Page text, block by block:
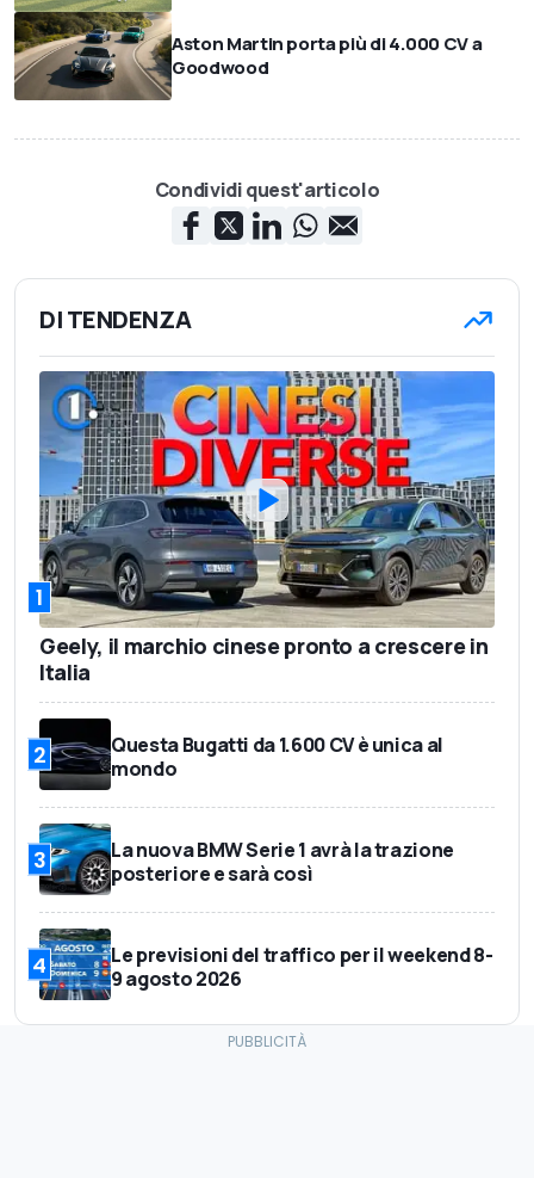
Aston Martin porta più di 4.000 CV a
Goodwood
Condividi quest'articolo
DI TENDENZA
1
Geely, il marchio cinese pronto a crescere in
Italia
2
Questa Bugatti da 1.600 CV è unica al
mondo
3
La nuova BMW Serie 1 avrà la trazione
posteriore e sarà così
4
Le previsioni del traffico per il weekend 8-
9 agosto 2026